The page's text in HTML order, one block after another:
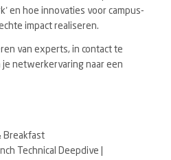
en hoe innovaties voor campus-
impact realiseren.
van experts, in contact te
netwerkervaring naar een
Breakfast
Technical Deepdive |